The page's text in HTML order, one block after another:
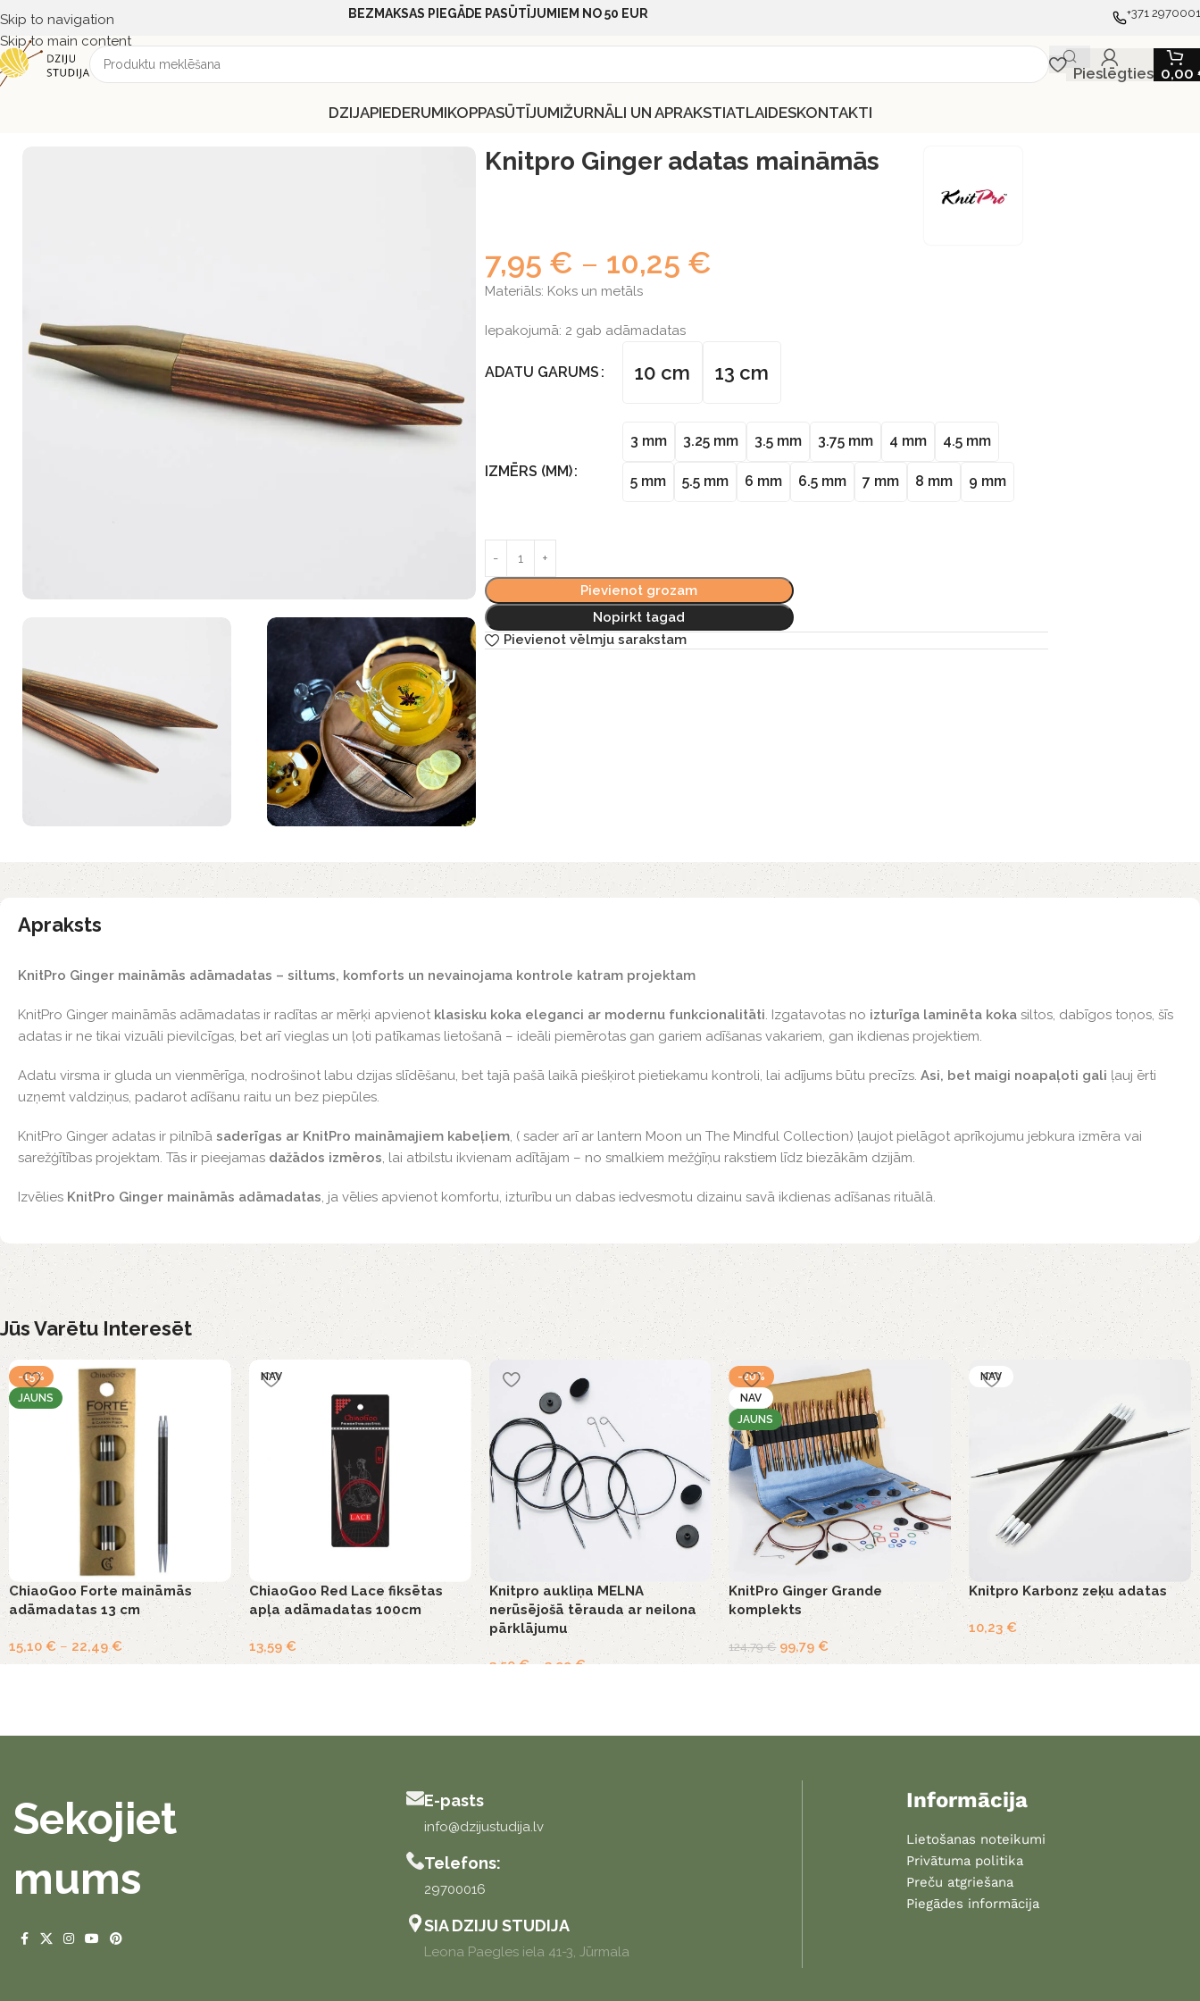
Skip to navigation
Skip to main content
BEZMAKSAS PIEGĀDE PASŪTĪJUMIEM NO 50 EUR +371
Pieslēgties 0,00
DZIJAPIEDERUMIKOPPASŪTĪJUMIŽURNĀLI UN APRAKSTIATLAIDESKONTAKTI
Knitpro Ginger adatas maināmās
7,95 € – 10,25 €
Materiāls: Koks un metāls
Iepakojumā: 2 gab adāmadatas
ADATU GARUMS 10 cm 13 cm
IZMĒRS (MM)
3 mm 3.25 mm 3.5 mm 3.75 mm 4 mm 4.5 mm
5 mm 5.5 mm 6 mm 6.5 mm 7 mm 8 mm 9 mm
Pievienot grozam
Nopirkt tagad
Pievienot vēlmju sarakstam
Apraksts
KnitPro Ginger maināmās adāmadatas – siltums, komforts un nevainojama kontrole katram projektam
KnitPro Ginger maināmās adāmadatas ir radītas ar mērķi apvienot klasisku koka eleganci ar modernu funkcionalitāti. Izgatavotas no izturīga laminēta koka siltos, dabīgos toņos, šīs
adatas ir ne tikai vizuāli pievilcīgas, bet arī vieglas un ļoti patīkamas lietošanā – ideāli piemērotas gan gariem adīšanas vakariem, gan ikdienas projektiem.
Adatu virsma ir gluda un vienmērīga, nodrošinot labu dzijas slīdēšanu, bet tajā pašā laikā piešķirot pietiekamu kontroli, lai adījums būtu precīzs. Asi, bet maigi noapaļoti gali ļauj ērti
uzņemt valdziņus, padarot adīšanu raitu un bez piepūles.
KnitPro Ginger adatas ir pilnībā saderīgas ar KnitPro maināmajiem kabeļiem, ( sader arī ar lantern Moon un The Mindful Collection) ļaujot pielāgot aprīkojumu jebkura izmēra vai
sarežģītības projektam. Tās ir pieejamas dažādos izmēros, lai atbilstu ikvienam adītājam – no smalkiem mežģīņu rakstiem līdz biezākām dzijām.
Izvēlies KnitPro Ginger maināmās adāmadatas, ja vēlies apvienot komfortu, izturību un dabas iedvesmotu dizainu savā ikdienas adīšanas rituālā.
Jūs Varētu Interesēt
-15%
JAUNS
ChiaoGoo Forte maināmās
adāmadatas 13 cm
15,10 € – 22,49€
NAV
ChiaoGoo Red Lace fiksētas
apļa adāmadatas 100cm
13,59€
Knitpro aukliņa MELNA
nerūsējošā tērauda ar neilona
pārklājumu
3,50 € – 3,99 €
-20%
NAV
JAUNS
KnitPro Ginger Grande
komplekts
124,79€ 99,79 €
NAV
Knitpro Karbonz zeķu adatas
10,23 €
Sekojiet
mums
E-pasts
info@dzijustudija.lv
Telefons:
29700016
SIA DZIJU STUDIJA
Leona Paegles iela 41-3, Jūrmala
Informācija
Lietošanas noteikumi
Privātuma politika
Preču atgriešana
Piegādes informācija